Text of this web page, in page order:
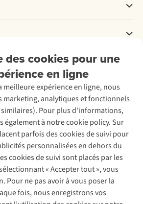
des cookies pour une
en ligne
meilleure expérience en ligne, nous
marketing, analytiques et fonctionnels
Pour plus d'informations,
également à notre cookie policy. Sur
parfois des cookies de suivi pour
personnalisées en dehors du
cookies de suivi sont placés par les
« Accepter tout », vous
Pour ne pas avoir à vous poser la
fois, nous enregistrons vos
d’hiver
Suivez-nous